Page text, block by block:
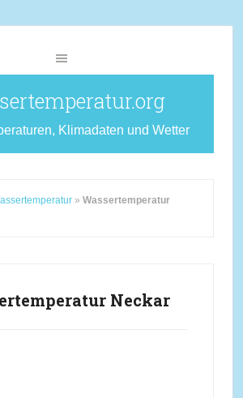
Klimadaten und Wetter
» Wassertemperatur
Neckar